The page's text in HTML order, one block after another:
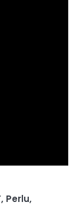
, Perlu,